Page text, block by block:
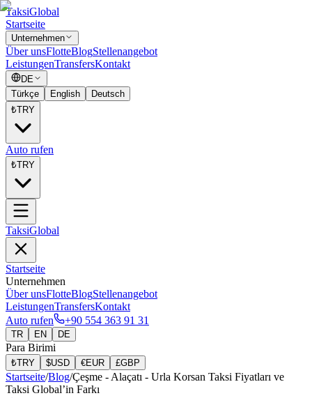
TaksiGlobal
Startseite
Unternehmen
Über unsFlotteBlogStellenangebot
LeistungenTransfersKontakt
DE
Türkçe
English
Deutsch
₺TRY
Auto rufen
₺TRY
TaksiGlobal
Startseite
Unternehmen
Über unsFlotteBlogStellenangebot
LeistungenTransfersKontakt
Auto rufen
+90 554 363 91 31
TR EN DE
Para Birimi
₺TRY $USD €EUR £GBP
Startseite/Blog/Çeşme - Alaçatı - Urla Korsan Taksi Fiyatları ve
Taksi Global’in Farkı